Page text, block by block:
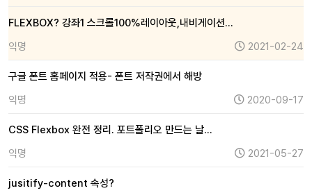
FLEXBOX? 강좌1 스크롤100%레이아웃,내비게이션…
익명
2021-02-24
구글 폰트 홈페이지 적용- 폰트 저작권에서 해방
익명
2020-09-17
CSS Flexbox 완전 정리. 포트폴리오 만드는 날…
익명
2021-05-27
jusitify-content 속성?